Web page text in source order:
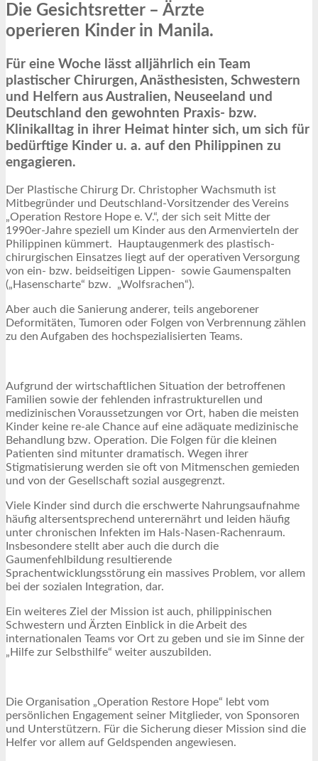
Die Gesichtsretter – Ärzte
operieren Kinder in Manila.
Für eine Woche lässt alljährlich ein Team
plastischer Chirurgen, Anästhesisten, Schwestern
und Helfern aus Australien, Neuseeland und
Deutschland den gewohnten Praxis- bzw.
Klinikalltag in ihrer Heimat hinter sich, um sich für
bedürftige Kinder u. a. auf den Philippinen zu
engagieren.
Der Plastische Chirurg Dr. Christopher Wachsmuth ist
Mitbegründer und Deutschland-Vorsitzender des Vereins
„Operation Restore Hope e. V.“, der sich seit Mitte der
1990er-Jahre speziell um Kinder aus den Armenvierteln der
Philippinen kümmert. Hauptaugenmerk des plastisch-
chirurgischen Einsatzes liegt auf der operativen Versorgung
von ein- bzw. beidseitigen Lippen- sowie Gaumenspalten
(„Hasenscharte“ bzw. „Wolfsrachen“).
Aber auch die Sanierung anderer, teils angeborener
Deformitäten, Tumoren oder Folgen von Verbrennung zählen
zu den Aufgaben des hochspezialisierten Teams.
Aufgrund der wirtschaftlichen Situation der betroffenen
Familien sowie der fehlenden infrastrukturellen und
medizinischen Voraussetzungen vor Ort, haben die meisten
Kinder keine re-ale Chance auf eine adäquate medizinische
Behandlung bzw. Operation. Die Folgen für die kleinen
Patienten sind mitunter dramatisch. Wegen ihrer
Stigmatisierung werden sie oft von Mitmenschen gemieden
und von der Gesellschaft sozial ausgegrenzt.
Viele Kinder sind durch die erschwerte Nahrungsaufnahme
häufig altersentsprechend unterernährt und leiden häufig
unter chronischen Infekten im Hals-Nasen-Rachenraum.
Insbesondere stellt aber auch die durch die
Gaumenfehlbildung resultierende
Sprachentwicklungsstörung ein massives Problem, vor allem
bei der sozialen Integration, dar.
Ein weiteres Ziel der Mission ist auch, philippinischen
Schwestern und Ärzten Einblick in die Arbeit des
internationalen Teams vor Ort zu geben und sie im Sinne der
„Hilfe zur Selbsthilfe“ weiter auszubilden.
Die Organisation „Operation Restore Hope“ lebt vom
persönlichen Engagement seiner Mitglieder, von Sponsoren
und Unterstützern. Für die Sicherung dieser Mission sind die
Helfer vor allem auf Geldspenden angewiesen.